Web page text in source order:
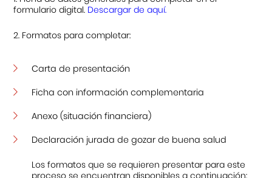
formulario digital. Descargar de aquí.
2. Formatos para completar:
Carta de presentación
Ficha con información complementaria
Anexo (situación financiera)
Declaración jurada de gozar de buena salud
Los formatos que se requieren presentar para este
proceso se encuentran disponibles a continuación: